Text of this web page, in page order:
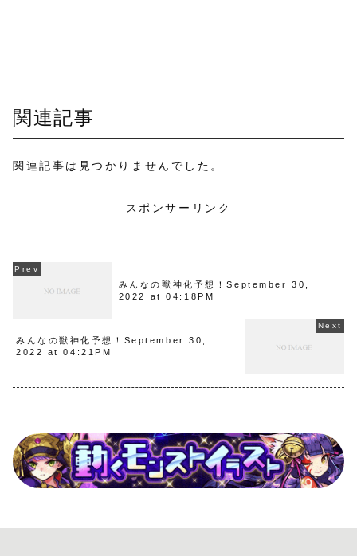
関連記事
関連記事は見つかりませんでした。
スポンサーリンク
みんなの獣神化予想！September 30,
2022 at 04:18PM
みんなの獣神化予想！September 30,
2022 at 04:21PM